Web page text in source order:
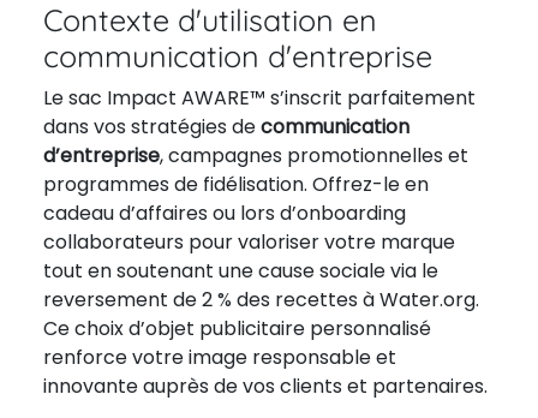
Contexte d'utilisation en
communication d'entreprise
Le sac Impact AWARE™ s’inscrit parfaitement
dans vos stratégies decommunication
d’entreprise, campagnes promotionnelles et
programmes de fidélisation. Offrez-le en
cadeau d’affaires ou lors d’onboarding
collaborateurs pour valoriser votre marque
tout en soutenant une cause sociale via le
reversement de 2 % des recettes à Water.org.
Ce choix d’objet publicitaire personnalisé
renforce votre image responsable et
innovante auprès de vos clients et partenaires.